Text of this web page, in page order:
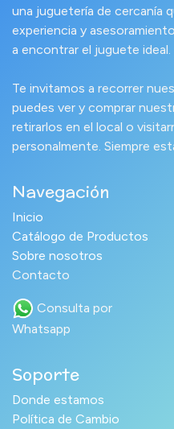
una juguetería de cercanía
experiencia y
a encontrar el juguete ideal.
Te invitamos a recorrer
puedes ver y comprar
retirarlos en el local o
personalmente. Siempre
Navegación
Inicio
Catálogo de Productos
Sobre nosotros
Contacto
Consulta por
Whatsapp
Soporte
Donde estamos
Política de Cambio